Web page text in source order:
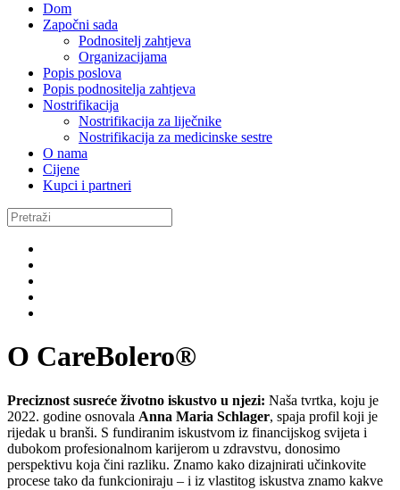
Dom
Započni sada
Podnositelj zahtjeva
Organizacijama
Popis poslova
Popis podnositelja zahtjeva
Nostrifikacija
Nostrifikacija za liječnike
Nostrifikacija za medicinske sestre
O nama
Cijene
Kupci i partneri
O CareBolero®
Preciznost susreće životno iskustvo u njezi: Naša tvrtka, koju je
2022. godine osnovala Anna Maria Schlager, spaja profil koji je
rijedak u branši. S fundiranim iskustvom iz financijskog svijeta i
dubokom profesionalnom karijerom u zdravstvu, donosimo
perspektivu koja čini razliku. Znamo kako dizajnirati učinkovite
procese tako da funkcioniraju – i iz vlastitog iskustva znamo kakve